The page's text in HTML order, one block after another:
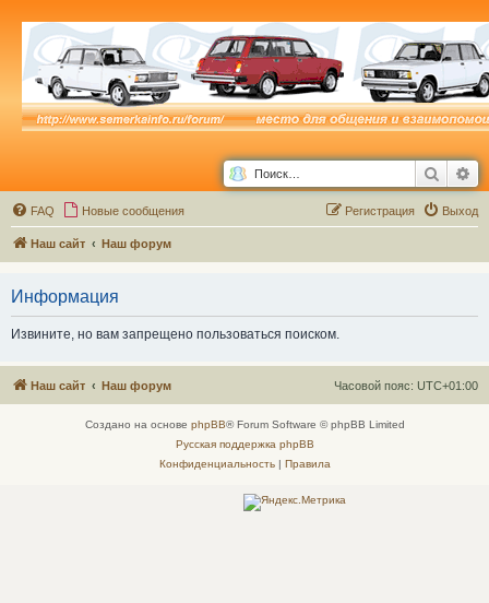
Поиск
FAQ Новые сообщения Выход
Регистрация
Наш сайт Наш форум
Информация
Извините, но вам запрещено пользоваться поиском.
Наш сайт Наш форум Часовой пояс: UTC+01:00
Создано на основе phpBB® Forum Software © phpBB Limited
Русская поддержка phpBB
Конфиденциальность| Правила